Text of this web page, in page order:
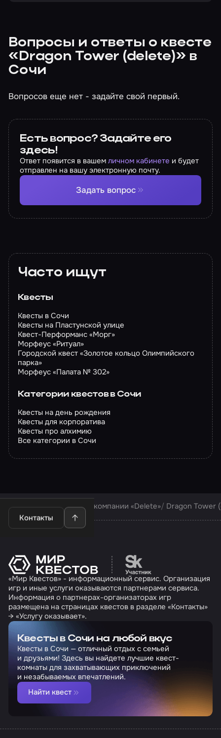
Вопросы и ответы о квесте
«Dragon Tower (delete)» в
Сочи
Вопросов еще нет - задайте свой первый.
Есть вопрос? Задайте его
здесь!
Ответ появится в вашемличном кабинете и будет
отправлен на вашу электронную почту.
Задать вопрос
Часто ищут
Квесты
Квесты в Сочи
Квесты на Пластунской улице
Квест-Перформанс «Морг»
Морфеус «Ритуал»
Городской квест «Золотое кольцо Олимпийского
парка»
Морфеус «Палата № 302»
Категории квестов в Сочи
Квесты на день рождения
Квесты для корпоратива
Квесты про алхимию
Все категории в Сочи
Контакты
Квесты в Сочи Квесты компании «Delete» Dragon Tower
Перейти на сайт
«Мир Квестов» - информационный сервис. Организация
игр и иные услуги оказываются партнерами сервиса.
Информация о партнерах-организаторах игр
размещена на страницах квестов в разделе «Контакты»
→ «Услугу оказывает».
Квесты в Сочи на любой вкус
Квесты в Сочи — отличный отдых с семьей
и друзьями! Здесь вы найдете лучшие квест-
комнаты для захватывающих приключений
и незабываемых впечатлений.
Найти квест